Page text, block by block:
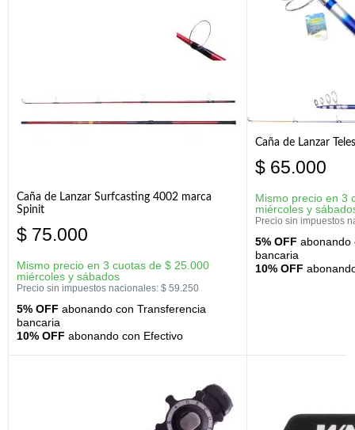
Caña de Lanzar Surfcasting 4002 marca
Spinit
$ 75.000
Mismo precio en 3 cuotas de $ 25.000
miércoles y sábados
Precio sin impuestos nacionales: $ 59.250
5% OFF abonando con Transferencia
bancaria
10% OFF abonando con Efectivo
Caña de Lanzar
$ 65.000
Mismo precio en 3
miércoles y
Precio sin impuestos
5% OFF abonando
bancaria
10% OFF